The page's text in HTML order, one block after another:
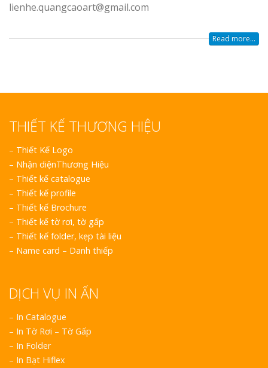
lienhe.quangcaoart@gmail.com
Read more...
THIẾT KẾ THƯƠNG HIỆU
– Thiết Kế Logo
– Nhận diệnThương Hiệu
– Thiết kế catalogue
– Thiết kế profile
– Thiết kế Brochure
– Thiết kế tờ rơi, tờ gấp
– Thiết kế folder, kẹp tài liệu
– Name card – Danh thiếp
DỊCH VỤ IN ẤN
– In Catalogue
– In Tờ Rơi – Tờ Gấp
– In Folder
– In Bạt Hiflex